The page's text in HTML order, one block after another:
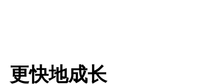
更快地成长